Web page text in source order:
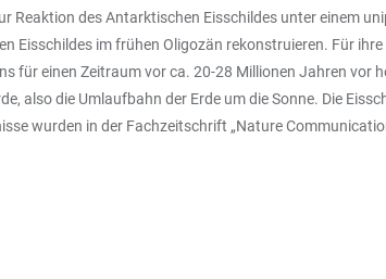
des Antarktischen Eisschildes unter einem
Eisschildes im frühen Oligozän rekonstruieren. Für
für einen Zeitraum vor ca. 20-28 Millionen Jahren vor
die Umlaufbahn der Erde um die Sonne. Die
wurden in der Fachzeitschrift „Nature